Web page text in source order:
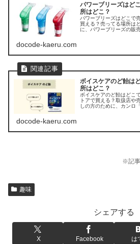
パワーブリーズはど
所はどこ？
パワーブリーズはどこで
買える？売ってる場所は
に、パワーブリーズの販
docode-kaeru.com
ボイスケアのど飴は
所はどこ？
ボイスケアのど飴はどこ
トアで買える？取扱店や
しの方のために、カンロ
docode-kaeru.com
※記事
趣味
シェアする
X Facebook は